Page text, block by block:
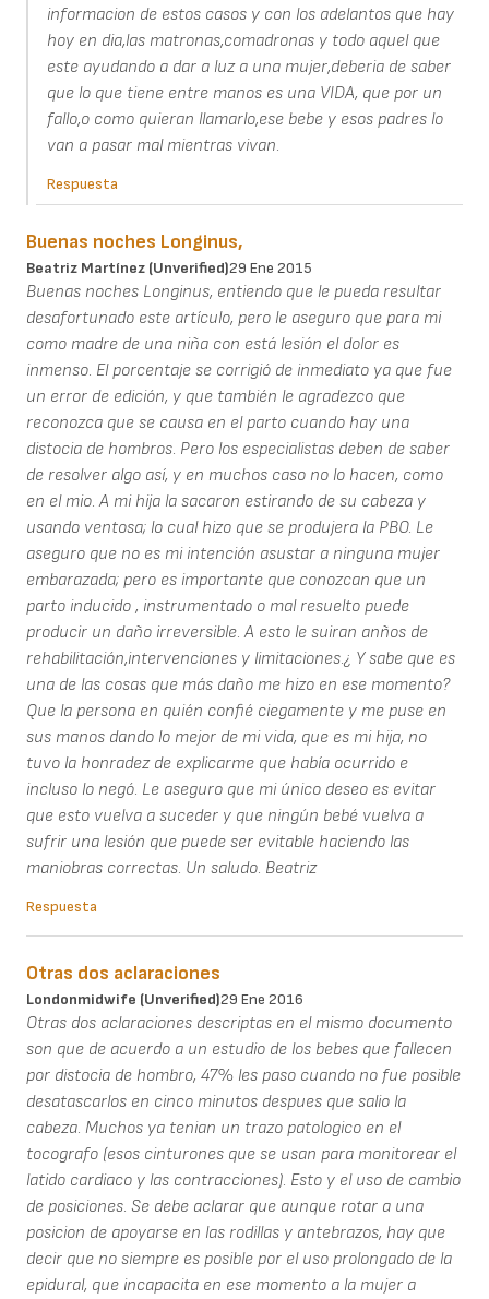
informacion de estos casos y con los adelantos que hay
hoy en dia,las matronas,comadronas y todo aquel que
este ayudando a dar a luz a una mujer,deberia de saber
que lo que tiene entre manos es una VIDA, que por un
fallo,o como quieran llamarlo,ese bebe y esos padres lo
van a pasar mal mientras vivan.
Respuesta
Buenas noches Longinus,
Beatriz Martínez (unverified)29 Ene 2015
Buenas noches Longinus, entiendo que le pueda resultar
desafortunado este artículo, pero le aseguro que para mi
como madre de una niña con está lesión el dolor es
inmenso. El porcentaje se corrigió de inmediato ya que fue
un error de edición, y que también le agradezco que
reconozca que se causa en el parto cuando hay una
distocia de hombros. Pero los especialistas deben de saber
de resolver algo así, y en muchos caso no lo hacen, como
en el mio. A mi hija la sacaron estirando de su cabeza y
usando ventosa; lo cual hizo que se produjera la PBO. Le
aseguro que no es mi intención asustar a ninguna mujer
embarazada; pero es importante que conozcan que un
parto inducido , instrumentado o mal resuelto puede
producir un daño irreversible. A esto le suiran anños de
rehabilitación,intervenciones y limitaciones.¿ Y sabe que es
una de las cosas que más daño me hizo en ese momento?
Que la persona en quién confié ciegamente y me puse en
sus manos dando lo mejor de mi vida, que es mi hija, no
tuvo la honradez de explicarme que había ocurrido e
incluso lo negó. Le aseguro que mi único deseo es evitar
que esto vuelva a suceder y que ningún bebé vuelva a
sufrir una lesión que puede ser evitable haciendo las
maniobras correctas. Un saludo. Beatriz
Respuesta
Otras dos aclaraciones
Londonmidwife (unverified)29 Ene 2016
Otras dos aclaraciones descriptas en el mismo documento
son que de acuerdo a un estudio de los bebes que fallecen
por distocia de hombro, 47% les paso cuando no fue posible
desatascarlos en cinco minutos despues que salio la
cabeza. Muchos ya tenian un trazo patologico en el
tocografo (esos cinturones que se usan para monitorear el
latido cardiaco y las contracciones). Esto y el uso de cambio
de posiciones. Se debe aclarar que aunque rotar a una
posicion de apoyarse en las rodillas y antebrazos, hay que
decir que no siempre es posible por el uso prolongado de la
epidural, que incapacita en ese momento a la mujer a